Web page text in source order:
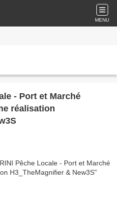
MENU
- Port et Marché
réalisation